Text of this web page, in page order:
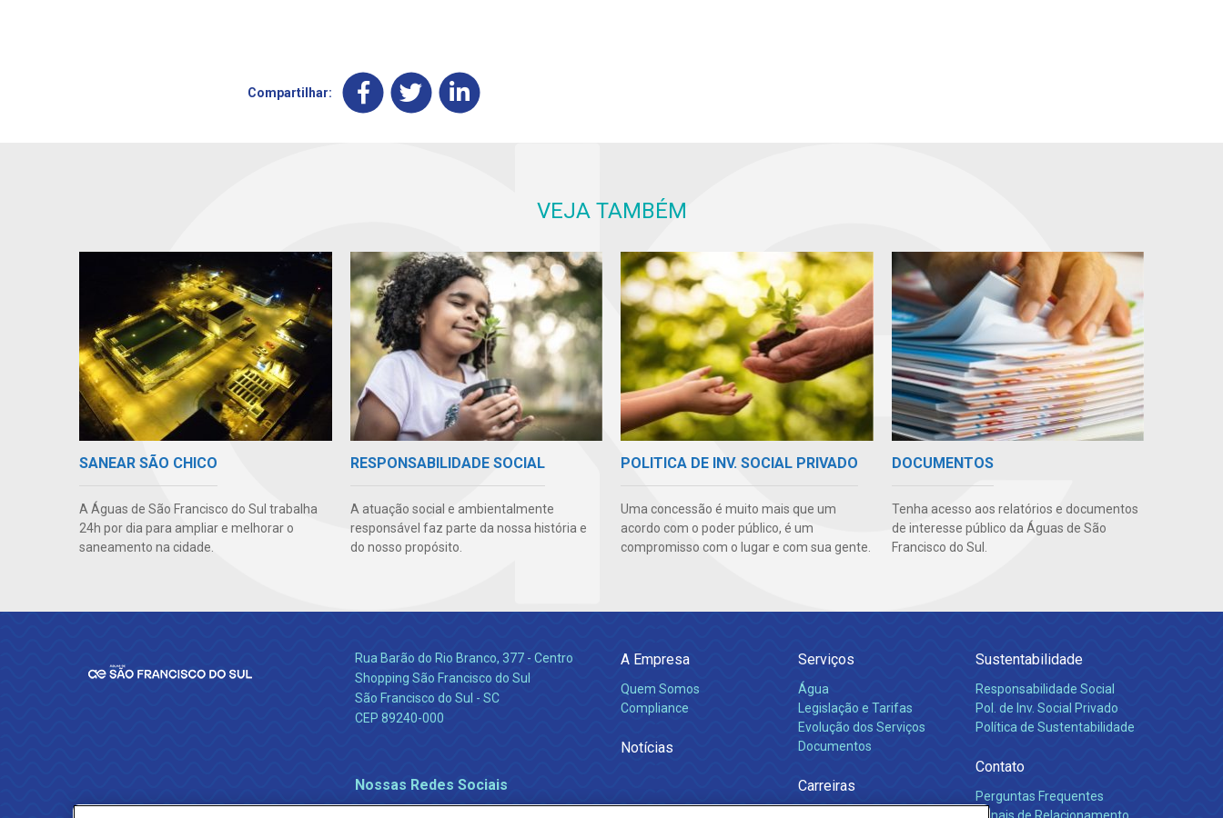
Compartilhar:
VEJA TAMBÉM
SANEAR SÃO CHICO
A Águas de São Francisco do Sul trabalha
24h por dia para ampliar e melhorar o
saneamento na cidade.
RESPONSABILIDADE SOCIAL
A atuação social e ambientalmente
responsável faz parte da nossa história e
do nosso propósito.
POLITICA DE INV. SOCIAL PRIVADO
Uma concessão é muito mais que um
acordo com o poder público, é um
compromisso com o lugar e com sua gente.
DOCUMENTOS
Tenha acesso aos relatórios e documentos
de interesse público da Águas de São
Francisco do Sul.
Rua Barão do Rio Branco, 377 - Centro
Shopping São Francisco do Sul
São Francisco do Sul - SC
CEP 89240-000
Nossas Redes Sociais
A Empresa
Quem Somos
Compliance
Notícias
Serviços
Água
Legislação e Tarifas
Evolução dos Serviços
Documentos
Carreiras
Sustentabilidade
Responsabilidade Social
Pol. de Inv. Social Privado
Política de Sustentabilidade
Contato
Perguntas Frequentes